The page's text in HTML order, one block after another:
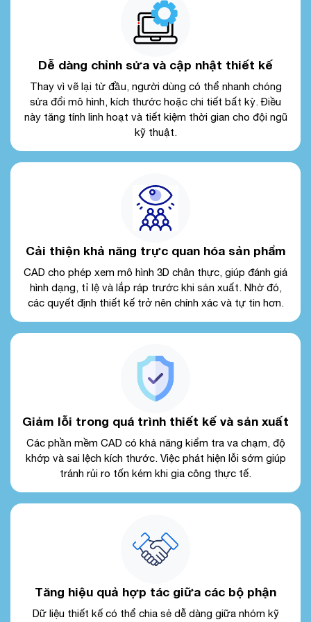
Dễ dàng chỉnh sửa và cập nhật thiết kế
Thay vì vẽ lại từ đầu, người dùng có thể nhanh chóng
sửa đổi mô hình, kích thước hoặc chi tiết bất kỳ. Điều
này tăng tính linh hoạt và tiết kiệm thời gian cho đội ngũ
kỹ thuật.
Cải thiện khả năng trực quan hóa sản phẩm
CAD cho phép xem mô hình 3D chân thực, giúp đánh giá
hình dạng, tỉ lệ và lắp ráp trước khi sản xuất. Nhờ đó,
các quyết định thiết kế trở nên chính xác và tự tin hơn.
Giảm lỗi trong quá trình thiết kế và sản xuất
Các phần mềm CAD có khả năng kiểm tra va chạm, độ
khớp và sai lệch kích thước. Việc phát hiện lỗi sớm giúp
tránh rủi ro tốn kém khi gia công thực tế.
Tăng hiệu quả hợp tác giữa các bộ phận
Dữ liệu thiết kế có thể chia sẻ dễ dàng giữa nhóm kỹ